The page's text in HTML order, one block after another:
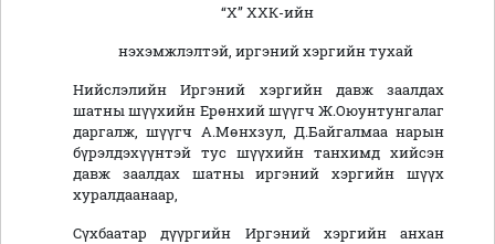
“Х” ХХК-ийн
нэхэмжлэлтэй, иргэний хэргийн тухай
Нийслэлийн Иргэний хэргийн давж заалдах
шатны шүүхийн Ерөнхий шүүгч Ж.Оюунтунгалаг
даргалж, шүүгч А.Мөнхзул, Д.Байгалмаа нарын
бүрэлдэхүүнтэй тус шүүхийн танхимд хийсэн
давж заалдах шатны иргэний хэргийн шүүх
хуралдаанаар,
Сүхбаатар дүүргийн Иргэний хэргийн анхан